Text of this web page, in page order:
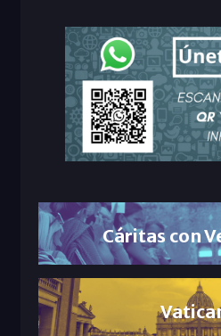
Cáritas con